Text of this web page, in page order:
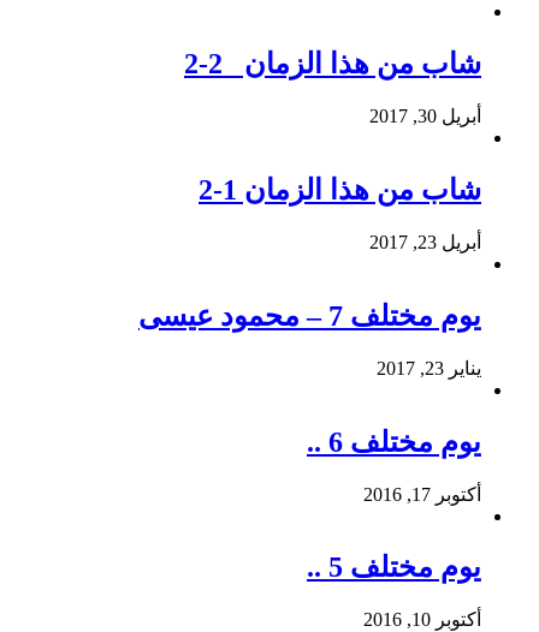
شاب من هذا الزمان 2-2
أبريل 30, 2017
شاب من هذا الزمان 1-2
أبريل 23, 2017
يوم مختلف 7 – محمود عيسى
يناير 23, 2017
يوم مختلف 6 ..
أكتوبر 17, 2016
يوم مختلف 5 ..
أكتوبر 10, 2016